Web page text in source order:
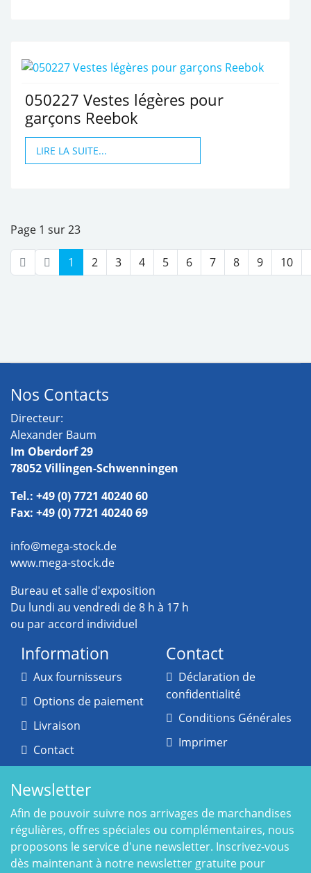
050227 Vestes légères pour
garçons Reebok
LIRE LA SUITE...
Page 1 sur 23
1 2 3 4 5 6 7 8 9 10
Nos Contacts
Directeur:
Alexander Baum
Im Oberdorf 29
78052 Villingen-Schwenningen
Tel.: +49 (0) 7721 40240 60
Fax: +49 (0) 7721 40240 69
info@mega-stock.de
www.mega-stock.de
Bureau et salle d'exposition
Du lundi au vendredi de 8 h à 17 h
ou par accord individuel
Information
Aux fournisseurs
Options de paiement
Livraison
Contact
Contact
Déclaration de
confidentialité
Conditions Générales
Imprimer
Newsletter
Afin de pouvoir suivre nos arrivages de marchandises
régulières, offres spéciales ou complémentaires, nous
proposons le service d'une newsletter. Inscrivez-vous
dès maintenant à notre newsletter gratuite pour